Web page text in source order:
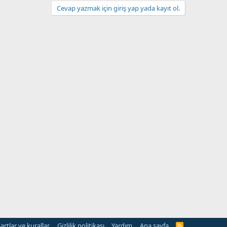
Cevap yazmak için giriş yap yada kayıt ol.
R